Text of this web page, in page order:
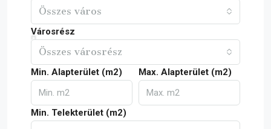
Összes város
Városrész
Összes városrész
Min. Alapterület (m2) Max. Alapterület (m2)
Min. Telekterület (m2)